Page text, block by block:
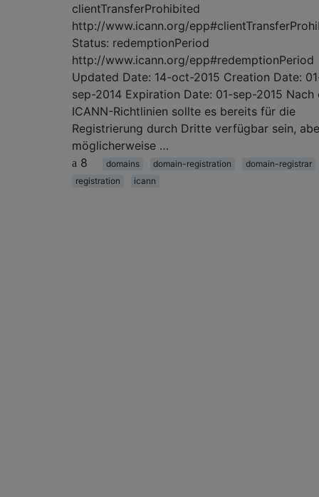
clientTransferProhibited
http://www.icann.org/
Status: redemptionPeriod
http://www.icann.org/epp#redemptionPeriod
Updated Date: 14-oct-2015 Creation Date:
sep-2014 Expiration Date: 01-sep-2015 Nach
ICANN-Richtlinien sollte es bereits für die
Registrierung durch Dritte verfügbar sein,
möglicherweise …
8
domains domain-registration
domain-registrar
registration
icann